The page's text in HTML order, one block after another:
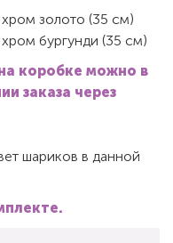
золото (35 см)
бургунди (35 см)
коробке можно в
заказа через
шариков в данной